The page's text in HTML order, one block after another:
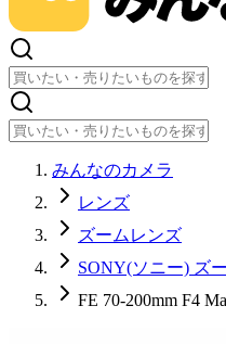
みんなのカメラ
レンズ
ズームレンズ
SONY(ソニー) ズ
FE 70-200mm F4